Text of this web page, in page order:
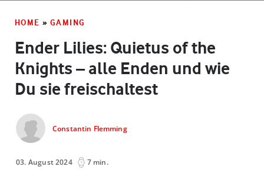
HOME » GAMING
Ender Lilies: Quietus of the
Knights – alle Enden und wie
Du sie freischaltest
Constantin Flemming
03. August 2024 7 min.